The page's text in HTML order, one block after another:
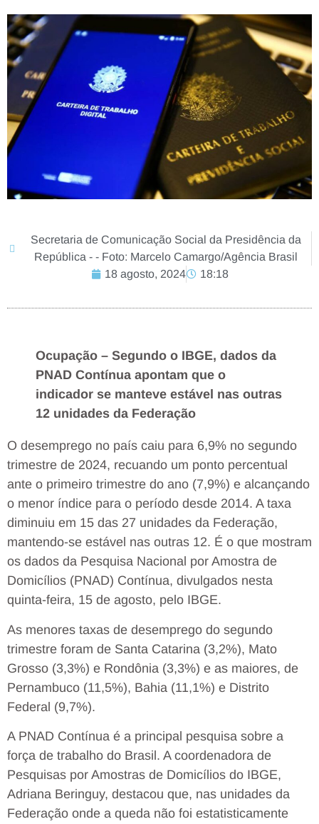
Secretaria de Comunicação Social da Presidência da
República - - Foto: Marcelo Camargo/Agência Brasil
18 agosto, 2024
18:18
Ocupação – Segundo o IBGE, dados da
PNAD Contínua apontam que o
indicador se manteve estável nas outras
12 unidades da Federação
O desemprego no país caiu para 6,9% no segundo
trimestre de 2024, recuando um ponto percentual
ante o primeiro trimestre do ano (7,9%) e alcançando
o menor índice para o período desde 2014. A taxa
diminuiu em 15 das 27 unidades da Federação,
mantendo-se estável nas outras 12. É o que mostram
os dados da Pesquisa Nacional por Amostra de
Domicílios (PNAD) Contínua, divulgados nesta
quinta-feira, 15 de agosto, pelo IBGE.
As menores taxas de desemprego do segundo
trimestre foram de Santa Catarina (3,2%), Mato
Grosso (3,3%) e Rondônia (3,3%) e as maiores, de
Pernambuco (11,5%), Bahia (11,1%) e Distrito
Federal (9,7%).
A PNAD Contínua é a principal pesquisa sobre a
força de trabalho do Brasil. A coordenadora de
Pesquisas por Amostras de Domicílios do IBGE,
Adriana Beringuy, destacou que, nas unidades da
Federação onde a queda não foi estatisticamente